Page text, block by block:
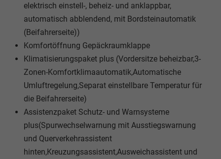
elektrisch einstell-, beheiz- und anklappbar,
automatisch abblendend, mit Bordsteinautomatik
(Beifahrerseite))
Komfortöffnung Gepäckraumklappe
Klimatisierungspaket plus (Vordersitze beheizbar,3-
Zonen-Komfortklimaautomatik,Automatische
Umluftregelung,Separat einstellbare Temperatur für
die Beifahrerseite)
Assistenzpaket Schutz- und Warnsysteme
plus(Spurwechselwarnung mit Ausstiegswarnung
und Querverkehrassistent
hinten,Kreuzungsassistent,Ausweichassistent und